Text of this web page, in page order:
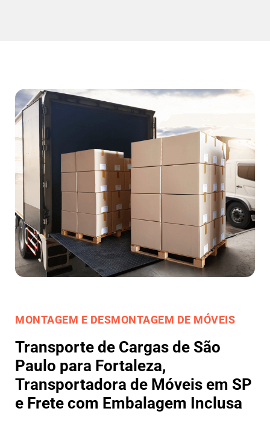
MONTAGEM E DESMONTAGEM DE MÓVEIS
Transporte de Cargas de São
Paulo para Fortaleza,
Transportadora de Móveis em SP
e Frete com Embalagem Inclusa